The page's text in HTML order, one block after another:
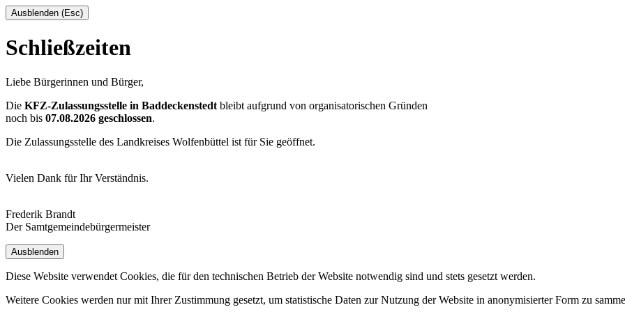
Ausblenden (Esc)
Schließzeiten
Liebe Bürgerinnen und Bürger,
Die KFZ-Zulassungsstelle in Baddeckenstedt bleibt aufgrund von organisatorischen Gründen
noch bis 07.08.2026 geschlossen.
Die Zulassungsstelle des Landkreises Wolfenbüttel ist für Sie geöffnet.
Vielen Dank für Ihr Verständnis.
Frederik Brandt
Der Samtgemeindebürgermeister
Ausblenden
Diese Website verwendet Cookies, die für den technischen Betrieb der Website notwendig sind und stets gesetzt werden.
Weitere Cookies werden nur mit Ihrer Zustimmung gesetzt, um statistische Daten zur Nutzung der Website in anonymisierter Form zu